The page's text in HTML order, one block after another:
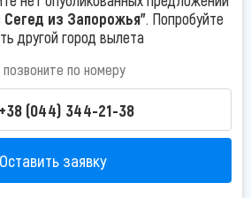
Сегед из Запорожья". Попробуйте
другой город вылета
позвоните по номеру
+38 (044) 344-21-38
Оставить заявку